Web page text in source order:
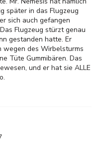
später in das Flugzeug
sich auch gefangen
Flugzeug stürzt genau
gestanden hatte. Er
wegen des Wirbelsturms
Tüte Gummibären. Das
und er hat sie ALLE